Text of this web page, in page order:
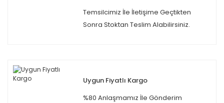
Temsilcimiz İle İletişime Geçtikten
Sonra Stoktan Teslim Alabilirsiniz.
Uygun Fiyatlı Kargo
%80 Anlaşmamız İle Gönderim